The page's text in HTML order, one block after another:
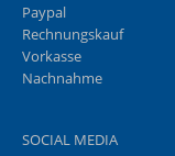
Paypal
Rechnungskauf
Vorkasse
Nachnahme
SOCIAL MEDIA